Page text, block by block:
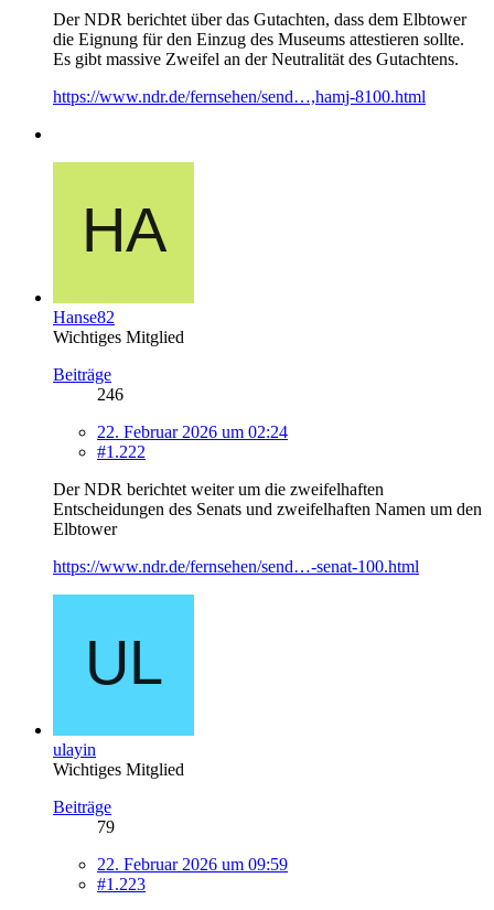
Der NDR berichtet über das Gutachten, dass dem Elbtower
die Eignung für den Einzug des Museums attestieren sollte.
Es gibt massive Zweifel an der Neutralität des Gutachtens.
https://www.ndr.de/fernsehen/send…,hamj-8100.html
Hanse82
Wichtiges Mitglied
Beiträge
246
22. Februar 2026 um 02:24
#1.222
Der NDR berichtet weiter um die zweifelhaften
Entscheidungen des Senats und zweifelhaften Namen um den
Elbtower
https://www.ndr.de/fernsehen/send…-senat-100.html
ulayin
Wichtiges Mitglied
Beiträge
79
22. Februar 2026 um 09:59
#1.223